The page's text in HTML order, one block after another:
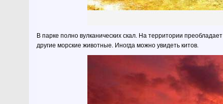
В парке полно вулканических скал. На территории
другие морские животные. Иногда можно увидеть китов.